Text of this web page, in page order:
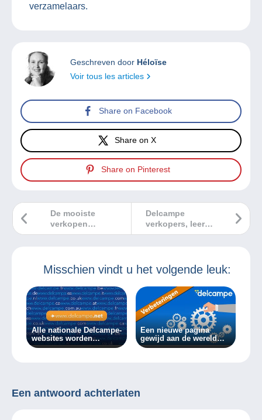
verzamelaars.
Geschreven door Héloïse
Voir tous les articles
Share on Facebook
Share on X
Share on Pinterest
Delcampe
verkopers, leer
meer over de
De mooiste
verkopen
Delcampe april
Misschien vindt u het volgende leuk:
Alle nationale Delcampe-
websites worden
samengevoegd tot
Een nieuwe pagina
gewijd aan de wereld
van postzegels en
Een antwoord achterlaten